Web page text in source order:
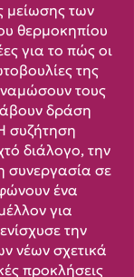
μείωσης των
θερμοκηπίου
για το πώς οι
της
τους
δράση
συζήτηση
διάλογο, την
συνεργασία σε
ένα
για
την
νέων σχετικά
προκλήσεις